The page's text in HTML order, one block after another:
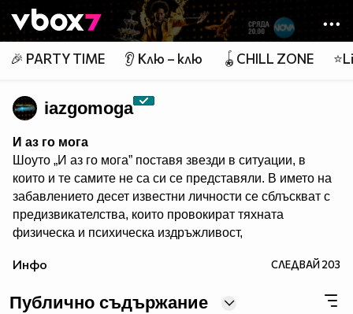
👾
🎉 PARTY TIME 👂 Клю – клю 🪀CHILL ZONE
iazgomoga
И аз го мога
Шоуто „И аз го мога” поставя звезди в ситуации, в
които и те самите не са си се представяли. В името на
забавлението десет известни личности се сблъскват с
предизвикателства, които провокират тяхната
физическа и психическа издръжливост,
съобразителност. Един водещ превежда участници,
продължение на три часа всяка седмица.
Инфо СЛЕДВАЙ203
Публично съдържание